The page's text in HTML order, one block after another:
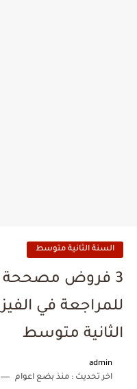
السنة الثانية متوسط
3 فروض مصححة
للمراجعة في
الثانية متوسط
admin
اخر تحديث :منذ بضع اعوام